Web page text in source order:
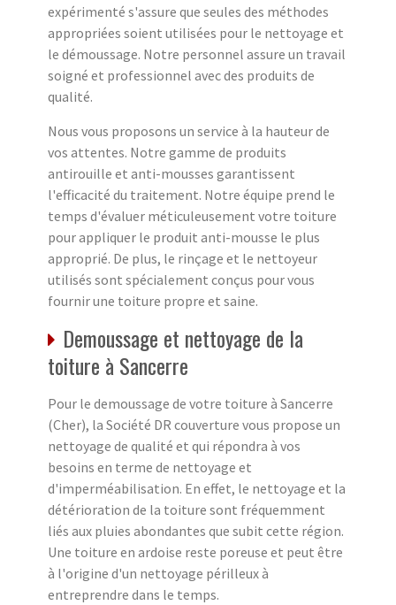
expérimenté s'assure que seules des méthodes
appropriées soient utilisées pour le nettoyage et
le démoussage. Notre personnel assure un travail
soigné et professionnel avec des produits de
qualité.
Nous vous proposons un service à la hauteur de
vos attentes. Notre gamme de produits
antirouille et anti-mousses garantissent
l'efficacité du traitement. Notre équipe prend le
temps d'évaluer méticuleusement votre toiture
pour appliquer le produit anti-mousse le plus
approprié. De plus, le rinçage et le nettoyeur
utilisés sont spécialement conçus pour vous
fournir une toiture propre et saine.
Demoussage et nettoyage de la
toiture à Sancerre
Pour le demoussage de votre toiture à Sancerre
(Cher), la Société DR couverture vous propose un
nettoyage de qualité et qui répondra à vos
besoins en terme de nettoyage et
d'imperméabilisation. En effet, le nettoyage et la
détérioration de la toiture sont fréquemment
liés aux pluies abondantes que subit cette région.
Une toiture en ardoise reste poreuse et peut être
à l'origine d'un nettoyage périlleux à
entreprendre dans le temps.